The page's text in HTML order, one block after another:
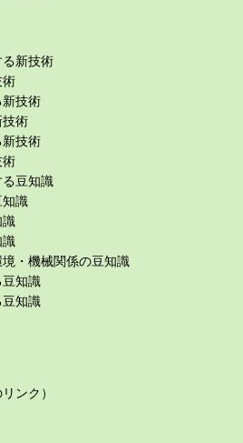
新技術
術
技術
術
技術
術
⾖知識
識
識
識
・機械関係の⾖知識
知識
知識
ンク）